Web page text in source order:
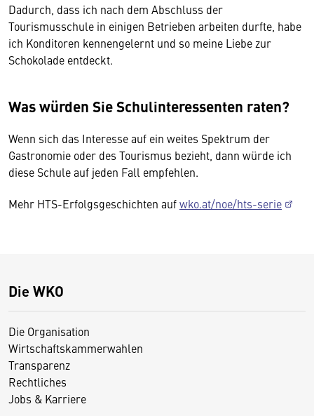
Dadurch, dass ich nach dem Abschluss der
Tourismusschule in einigen Betrieben arbeiten durfte, habe
ich Konditoren kennengelernt und so meine Liebe zur
Schokolade entdeckt.
Was würden Sie Schulinteressenten raten?
Wenn sich das Interesse auf ein weites Spektrum der
Gastronomie oder des Tourismus bezieht, dann würde ich
diese Schule auf jeden Fall empfehlen.
Mehr HTS-Erfolgsgeschichten aufwko.at/noe/hts-serie
Die WKO
Die Organisation
Wirtschaftskammerwahlen
Transparenz
Rechtliches
Jobs & Karriere